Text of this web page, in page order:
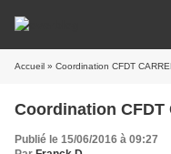
Accueil » Coordination CFDT
Coordination CFDT
Publié le 15/06/2016 à 09:27